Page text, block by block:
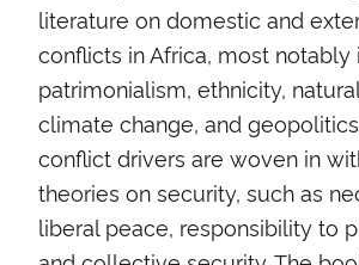
literature on domestic and
conflicts in Africa, most notably
patrimonialism, ethnicity,
climate change, and
conflict drivers are woven in
theories on security, such as
liberal peace, responsibility to